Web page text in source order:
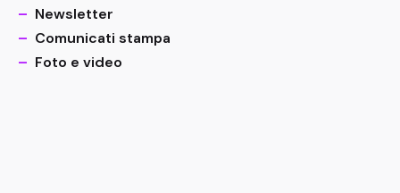
– Newsletter
– Comunicati stampa
– Foto e video